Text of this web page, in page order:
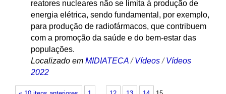
reatores nucleares não se limita à produção de
energia elétrica, sendo fundamental, por exemplo,
para produção de radiofármacos, que contribuem
com a promoção da saúde e do bem-estar das
populações.
Localizado em MIDIATECA /Vídeos /Vídeos
2022